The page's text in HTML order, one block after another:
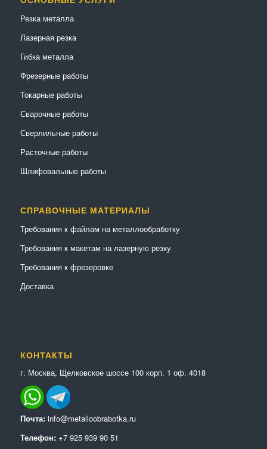
Резка металла
Лазерная резка
Гибка металла
Фрезерные работы
Токарные работы
Сварочные работы
Сверлильные работы
Расточные работы
Шлифовальные работы
СПРАВОЧНЫЕ МАТЕРИАЛЫ
Требования к файлам на металлообработку
Требования к макетам на лазерную резку
Требования к фрезеровке
Доставка
КОНТАКТЫ
г. Москва, Щелковское шоссе 100 корп. 1 оф. 4018
Почта: info@metalloobrabotka.ru
Телефон: +7 925 939 90 51